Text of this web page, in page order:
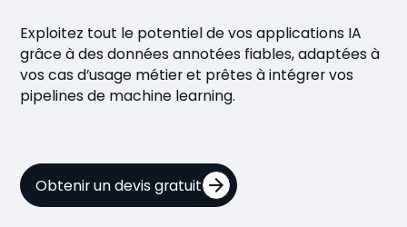
Exploitez tout le potentiel de vos applications IA
grâce à des données annotées fiables, adaptées à
vos cas d’usage métier et prêtes à intégrer vos
pipelines de machine learning.
Obtenir un devis gratuit